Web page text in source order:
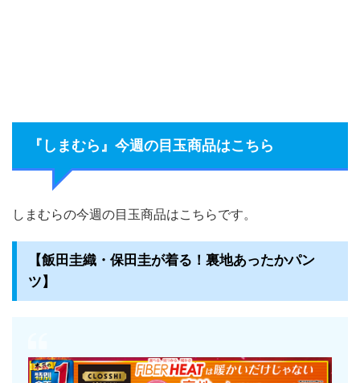
『しまむら』今週の目玉商品はこちら
しまむらの今週の目玉商品はこちらです。
【飯田圭織・保田圭が着る！裏地あったかパン
ツ】